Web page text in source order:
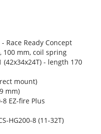
- Race Ready Concept
100 mm, coil spring
(42x34x24T) - length 170
mount)
mm)
8 EZ-fire Plus
HG200-8 (11-32T)